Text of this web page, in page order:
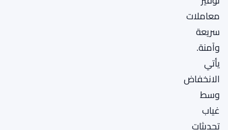
معاملات
سريعة
وآمنة.
يأتي
الانخفاض
وسط
غياب
تحديثات